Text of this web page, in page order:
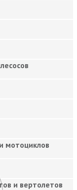
мотоциклов
и вертолетов